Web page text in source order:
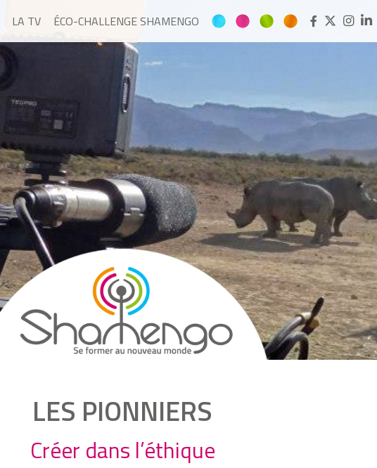
LA TV ÉCO-CHALLENGE SHAMENGO
LES PIONNIERS
Créer dans l’éthique